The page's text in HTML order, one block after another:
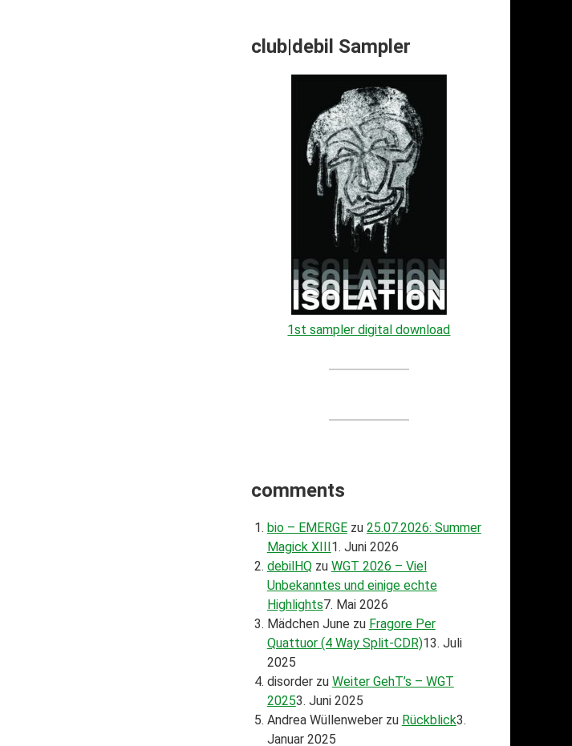
club|debil Sampler
1st sampler digital download
comments
bio – EMERGEzu 25.07.2026: Summer
Magick XIII1. Juni 2026
debilHQzu WGT 2026 – Viel
Unbekanntes und einige echte
Highlights7. Mai 2026
Mädchen June zu Fragore Per
Quattuor (4 Way Split-CDR)13. Juli
2025
disorderzu Weiter GehT’s – WGT
20253. Juni 2025
Andrea Wüllenweberzu Rückblick3.
Januar 2025